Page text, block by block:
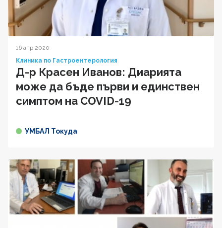
16 апр 2020
Клиника по Гастроентерология
Д-р Красен Иванов: Диарията
може да бъде първи и единствен
симптом на COVID-19
УМБАЛ Токуда